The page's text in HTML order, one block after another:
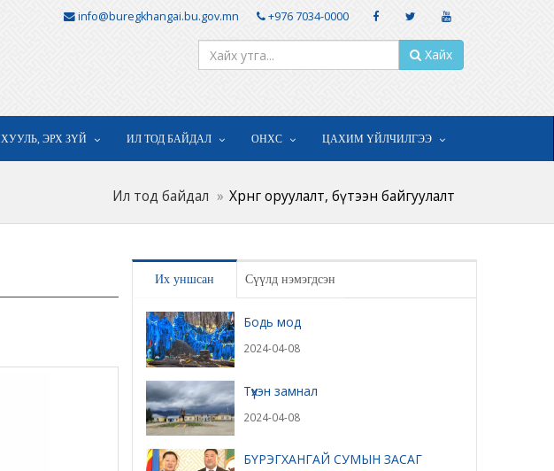
info@buregkhangai.bu.gov.mn +976 7034-0000
Хайх
ХУУЛЬ, ЭРХ ЗҮЙ ИЛ ТОД БАЙДАЛ ОНХС ЦАХИМ ҮЙЛЧИЛГЭЭ
Ил тод байдал Хөрөнгө оруулалт, бүтээн байгуулалт
Их уншсан Сүүлд нэмэгдсэн
Бодь мод
2024-04-08
Түүхэн замнал
2024-04-08
БҮРЭГХАНГАЙ СУМЫН ЗАСАГ